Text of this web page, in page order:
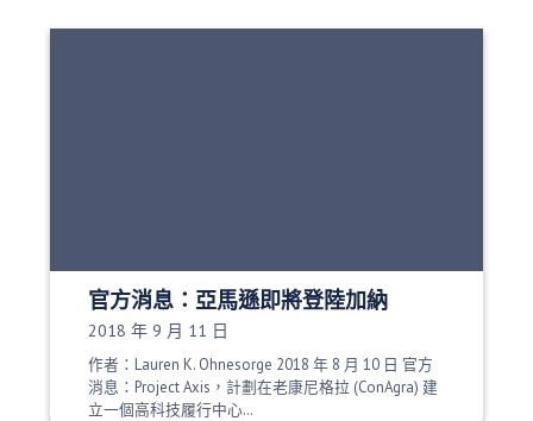
官方消息：亞馬遜即將登陸加納
發布日期：
2018 年 9 月 11 日
作者：Lauren K. Ohnesorge 2018 年 8 月 10 日 官方
消息：Project Axis，計劃在老康尼格拉 (ConAgra) 建
立一個高科技履行中心…